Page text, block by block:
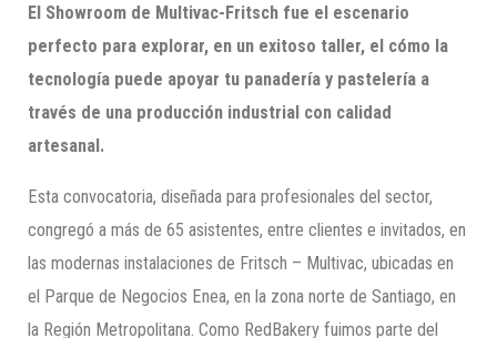
El Showroom de Multivac-Fritsch fue el escenario
perfecto para explorar, en un exitoso taller, el cómo la
tecnología puede apoyar tu panadería y pastelería a
través de una producción industrial con calidad
artesanal.
Esta convocatoria, diseñada para profesionales del sector,
congregó a más de 65 asistentes, entre clientes e invitados, en
las modernas instalaciones de Fritsch – Multivac, ubicadas en
el Parque de Negocios Enea, en la zona norte de Santiago, en
la Región Metropolitana. Como RedBakery fuimos parte del